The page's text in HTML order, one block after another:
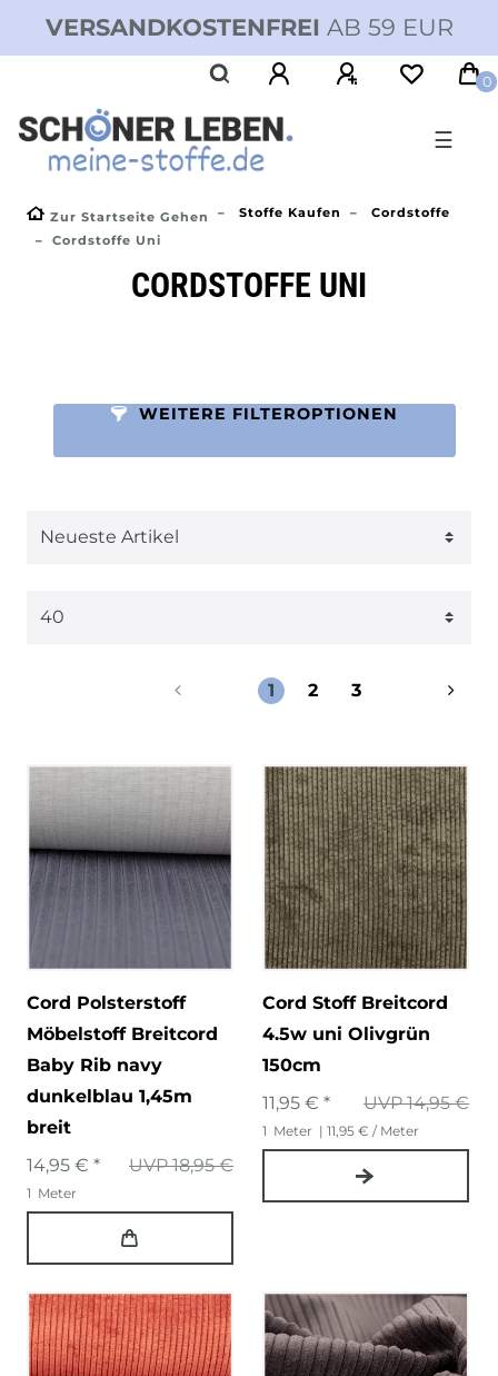
VERSANDKOSTENFREI AB 59 EUR
0
☰
Zur Startseite Gehen Stoffe Kaufen
Cordstoffe
Cordstoffe Uni
CORDSTOFFE UNI
WEITERE FILTEROPTIONEN
1 2 3
Cord Polsterstoff
Möbelstoff Breitcord
Baby Rib navy
dunkelblau 1,45m
breit
UVP 18,95 €
14,95 € *
1 Meter
Cord Stoff Breitcord
4.5w uni Olivgrün
150cm
UVP 14,95 €
11,95 € *
1 Meter | 11,95 € / Meter